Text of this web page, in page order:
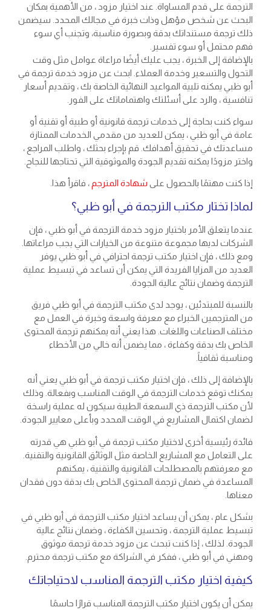
الترجمة على قدم المساواة. عند اختيار مزود ، من الأهمية بمكان
البحث عن شخص مؤهل وذات خبرة في مجالك المحدد. سيضمن
ذلك ترجمة مستنداتك بدقة وبصورة مناسبة، وتجنب أي سوء
فهم محتمل أو سوء تفسير.
بالإضافة إلى الخبرة ، يجب عليك أيضًا مراعاة عوامل مثل وقت
التحول والتسعير وخدمة العملاء. ابحث عن مزود خدمة ترجمة في
أبو ظبي يمكنه تلبية المواعيد النهائية الخاصة بك ، وتقديم أسعار
تنافسية ، والرد على أسئلتك واهتماماتك على الفور.
سواء كنت بحاجة إلى خدمات ترجمة قانونية أو طبية أو تقنية أو
عامة في أبو ظبي ، يمكن للعديد من مقدمي الخدمات الممتازة
مساعدتك في تحقيق أهدافك. قم بإجراء بحثك ، واطلب المراجع ،
واختر مزودًا يمكنه تقديم الجودة والموثوقية التي تحتاجها للنجاح.
إذا كنت مهتمًا بالحصول على شهادة المترجم ، فاقرأ هذا.
لماذا تختار مكتب الترجمة في أبو ظبي؟
عندما يتعلق الأمر باختيار مزود خدمة الترجمة في أبو ظبي ، فإن
الشركات لديها مجموعة متنوعة من الخيارات التي يجب مراعاتها.
ومع ذلك ، فإن اختيار مكتب ترجمة احترافي في أبو ظبي يوفر
العديد من المزايا الفريدة التي يمكن أن تساعد في تبسيط عملية
الترجمة وضمان نتائج عالية الجودة.
بالنسبة للمبتدئين ، يوجد لدى مكتب الترجمة في أبو ظبي فريق
من المترجمين الخبراء مع معرفة واسعة وخبرة في العمل مع
مختلف الصناعات واللغات. هذا يعني أنه يمكنهم ترجمة المحتوى
الخاص بك بدقة وكفاءة ، مما يضمن أنه خالي من الأخطاء
ومناسبة ثقافياً.
بالإضافة إلى ذلك ، فإن اختيار مكتب ترجمة في أبو ظبي يعني أنه
يمكنك توقع خدمات الترجمة في الوقت المناسب وبفعالة. وذلك
لأن مكتب الترجمة ذي السمعة الطيبة سيكون له عملية راسخة
لضمان اكتمال المشاريع في الوقت المحدد وبأعلى معايير الجودة.
فائدة رئيسية أخرى لاختيار مكتب ترجمة في أبو ظبي هي قدرته
على التعامل مع المشاريع الخاصة مثل الوثائق القانونية والتقنية.
مع معرفتهم بالمصطلحات القانونية والتقنية ، يمكنهم
المساعدة في ضمان ترجمة المحتوى الخاص بك بدقة دون فقدان
معناها.
بشكل عام ، يمكن أن يساعد اختيار مكتب الترجمة في أبو ظبي في
تبسيط عملية الترجمة ، وتحسين الكفاءة ، وضمان نتائج عالية
الجودة. لذلك ، إذا كنت تبحث عن مزود خدمة ترجمة موثوق
ومهني في أبو ظبي ، ففكر في الشراكة مع مكتب ترجمة محترم.
كيفية اختيار مكتب الترجمة المناسب لاحتياجاتك
يمكن أن يكون اختيار مكتب الترجمة المناسب قرارًا حاسمًا